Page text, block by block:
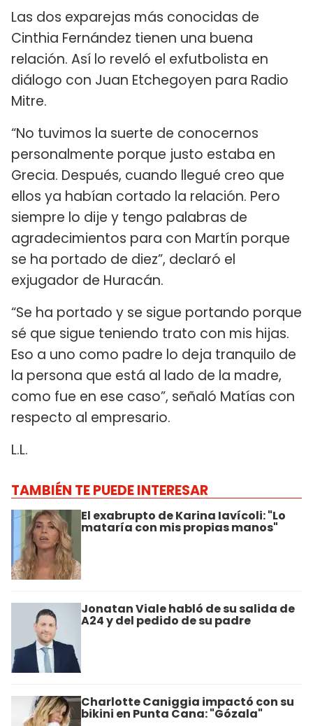
Las dos exparejas más conocidas de
Cinthia Fernández tienen una buena
relación. Así lo reveló el exfutbolista en
diálogo con Juan Etchegoyen para Radio
Mitre.
“No tuvimos la suerte de conocernos
personalmente porque justo estaba en
Grecia. Después, cuando llegué creo que
ellos ya habían cortado la relación. Pero
siempre lo dije y tengo palabras de
agradecimientos para con Martín porque
se ha portado de diez”, declaró el
exjugador de Huracán.
“Se ha portado y se sigue portando porque
sé que sigue teniendo trato con mis hijas.
Eso a uno como padre lo deja tranquilo de
la persona que está al lado de la madre,
como fue en ese caso”, señaló Matías con
respecto al empresario.
L.L.
TAMBIÉN TE PUEDE INTERESAR
El exabrupto de Karina Iavícoli: "Lo
mataría con mis propias manos"
Jonatan Viale habló de su salida de
A24 y del pedido de su padre
Charlotte Caniggia impactó con su
bikini en Punta Cana: "Gózala"